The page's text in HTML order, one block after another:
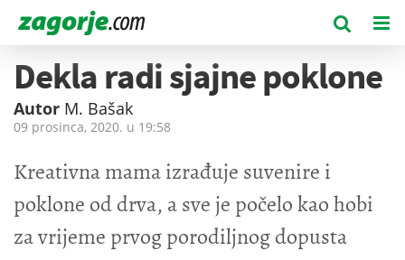
Dekla radi sjajne poklone
Autor M. Bašak
09 prosinca, 2020. u 19:58
Kreativna mama izrađuje suvenire i
poklone od drva, a sve je počelo kao hobi
za vrijeme prvog porodiljnog dopusta